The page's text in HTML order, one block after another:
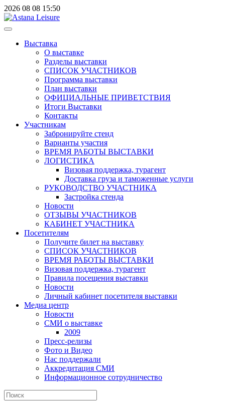
2026 08 08 15:50
Выставка
О выставке
Разделы выставки
СПИСОК УЧАСТНИКОВ
Программа выставки
План выставки
ОФИЦИАЛЬНЫЕ ПРИВЕТСТВИЯ
Итоги Выставки
Контакты
Участникам
Забронируйте стенд
Варианты участия
ВРЕМЯ РАБОТЫ ВЫСТАВКИ
ЛОГИСТИКА
Визовая поддержка, турагент
Доставка груза и таможенные услуги
РУКОВОДСТВО УЧАСТНИКА
Застройка стенда
Новости
ОТЗЫВЫ УЧАСТНИКОВ
КАБИНЕТ УЧАСТНИКА
Посетителям
Получите билет на выставку
СПИСОК УЧАСТНИКОВ
ВРЕМЯ РАБОТЫ ВЫСТАВКИ
Визовая поддержка, турагент
Правила посещения выставки
Новости
Личный кабинет посетителя выставки
Медиа центр
Новости
СМИ о выставке
2009
Пресс-релизы
Фото и Видео
Нас поддержали
Аккредитация СМИ
Информационное сотрудничество